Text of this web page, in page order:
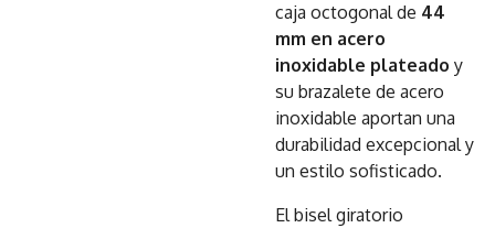
caja octogonal de 44
mm en acero
inoxidable plateado y
su brazalete de acero
inoxidable aportan una
durabilidad excepcional y
un estilo sofisticado.
El bisel giratorio